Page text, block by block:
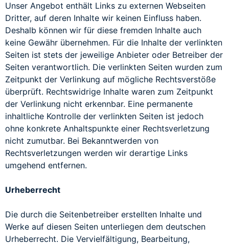
Unser Angebot enthält Links zu externen Webseiten
Dritter, auf deren Inhalte wir keinen Einfluss haben.
Deshalb können wir für diese fremden Inhalte auch
keine Gewähr übernehmen. Für die Inhalte der verlinkten
Seiten ist stets der jeweilige Anbieter oder Betreiber der
Seiten verantwortlich. Die verlinkten Seiten wurden zum
Zeitpunkt der Verlinkung auf mögliche Rechtsverstöße
überprüft. Rechtswidrige Inhalte waren zum Zeitpunkt
der Verlinkung nicht erkennbar. Eine permanente
inhaltliche Kontrolle der verlinkten Seiten ist jedoch
ohne konkrete Anhaltspunkte einer Rechtsverletzung
nicht zumutbar. Bei Bekanntwerden von
Rechtsverletzungen werden wir derartige Links
umgehend entfernen.
Urheberrecht
Die durch die Seitenbetreiber erstellten Inhalte und
Werke auf diesen Seiten unterliegen dem deutschen
Urheberrecht. Die Vervielfältigung, Bearbeitung,